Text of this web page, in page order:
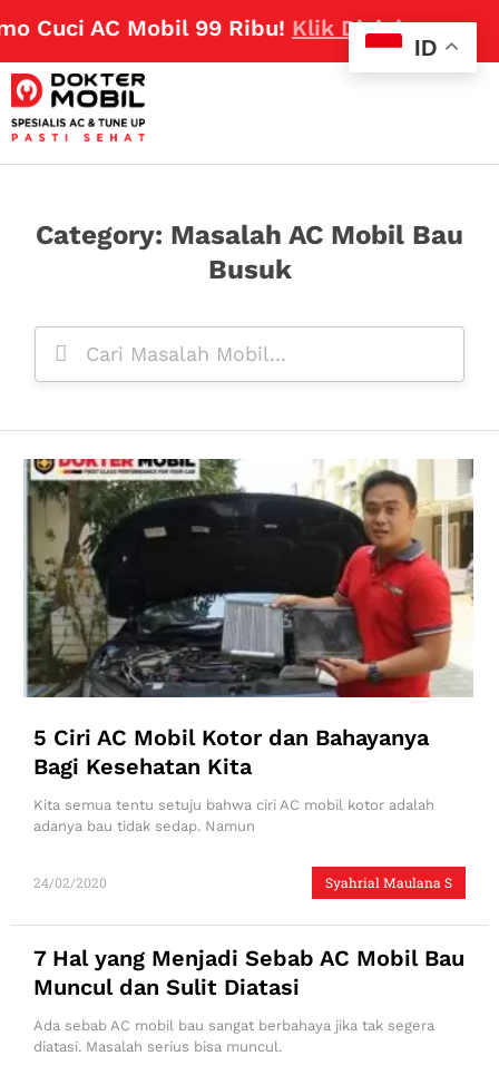
Cuci AC Mobil 99 Ribu!Klik Disini
Category: Masalah AC Mobil Bau
Busuk
5 Ciri AC Mobil Kotor dan Bahayanya
Bagi Kesehatan Kita
Syahrial Maulana S
24/02/2020
Kita semua tentu setuju bahwa ciri AC mobil kotor adalah
adanya bau tidak sedap. Namun
7 Hal yang Menjadi Sebab AC Mobil Bau
Muncul dan Sulit Diatasi
Ada sebab AC mobil bau sangat berbahaya jika tak segera
diatasi. Masalah serius bisa muncul.
ID